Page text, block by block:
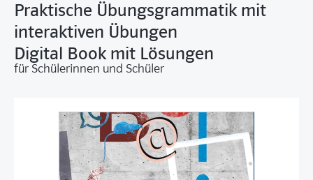
Praktische Übungsgrammatik mit
interaktiven Übungen
Digital Book mit Lösungen
für Schülerinnen und Schüler